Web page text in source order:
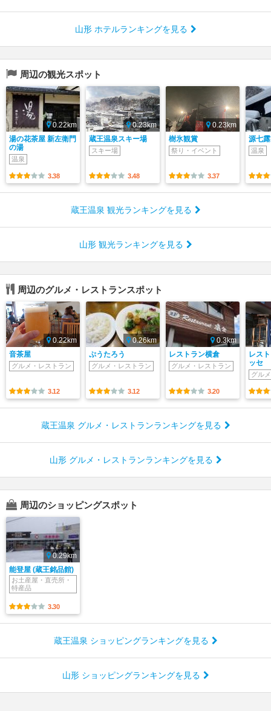
山形 ホテルランキングを見る
周辺の観光スポット
0.22km
湯の花茶屋 新左衛門
の湯
温泉
3.38
0.23km
蔵王温泉スキー場
スキー場
3.48
0.23km
樹氷観賞
祭り・イベント
3.37
源七
温泉
蔵王温泉 観光ランキングを見る
山形 観光ランキングを見る
周辺のグルメ・レストランスポット
0.22km
音茶屋
グルメ・レストラン
3.12
0.26km
ぷうたろう
グルメ・レストラン
3.12
0.3km
レストラン横倉
グルメ・レストラン
3.20
レス
ッセ
グル
蔵王温泉 グルメ・レストランランキングを見る
山形 グルメ・レストランランキングを見る
周辺のショッピングスポット
0.29km
能登屋 (蔵王銘品館)
お土産屋・直売所・
特産品
3.30
蔵王温泉 ショッピングランキングを見る
山形 ショッピングランキングを見る